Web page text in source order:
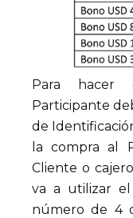
Para hacer
Participante
de
la compra al
Cliente o
va a utilizar el
número de 4